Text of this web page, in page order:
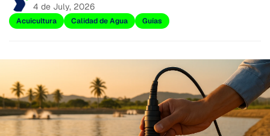
4 de July, 2026
Acuicultura Calidad de Agua Guías